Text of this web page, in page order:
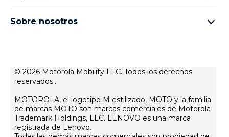
thinkphone by motorola
moto tag
Estado de reparación
Recuperación y asistente inteligente
Sobre nosotros
Condiciones de venta
Condiciones de uso
Política de privacidad web
Innovación
Empleos
© 2026 Motorola Mobility LLC. Todos los derechos
reservados..
MOTOROLA, el logotipo M estilizado, MOTO y la familia
de marcas MOTO son marcas comerciales de Motorola
Trademark Holdings, LLC. LENOVO es una marca
registrada de Lenovo.